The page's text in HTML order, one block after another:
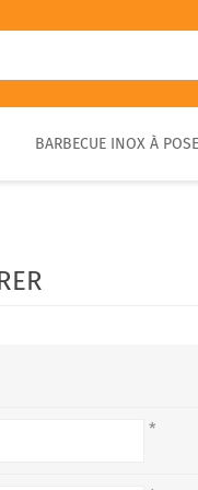
PIZZA EXTÉRIEUR
BARBECUE INOX À
*